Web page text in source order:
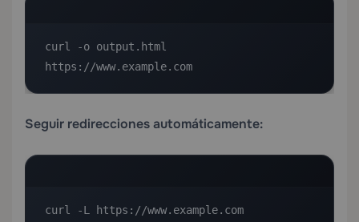
curl -o output.html
https://www.example.com
Seguir redirecciones automáticamente:
curl -L https://www.example.com